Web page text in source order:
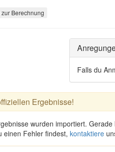
Berechnung
Falls du
Ergebnisse!
wurden importiert.
einen Fehler findest, kontaktiere